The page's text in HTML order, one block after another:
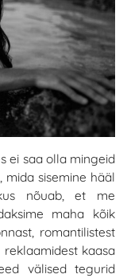
ei saa olla mingeid
mida sisemine hääl
nõuab, et me
maha kõik
romantilistest
reklaamidest kaasa
välised tegurid